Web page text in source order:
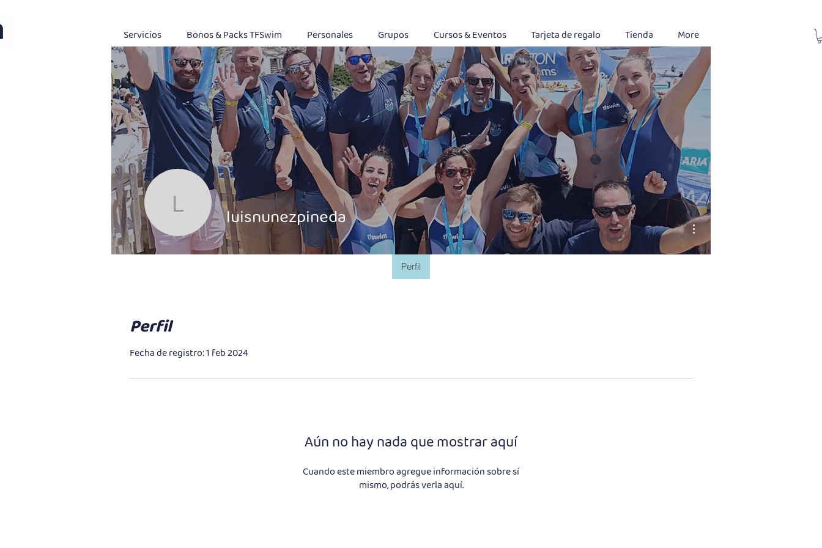
Servicios Bonos & Packs TFSwim Personales Grupos Cursos & Eventos Tarjeta de regalo Tienda More
Perfil
Fecha de registro: 1 feb 2024
Aún no hay nada que mostrar aquí
Cuando este miembro agregue información sobre sí
mismo, podrás verla aquí.
luisnunezpineda
luisnunezpineda Más acciones
Perfil